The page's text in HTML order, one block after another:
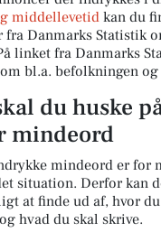
middellevetidkan du
fra Danmarks Statistik
linket fra Danmarks
bl.a. befolkningen og
du huske
mindeord
mindeord er for
situation. Derfor kan
at finde ud af, hvor
hvad du skal skrive.